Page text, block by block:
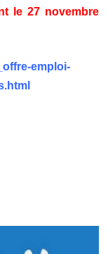
le 27 novembre
emploi-